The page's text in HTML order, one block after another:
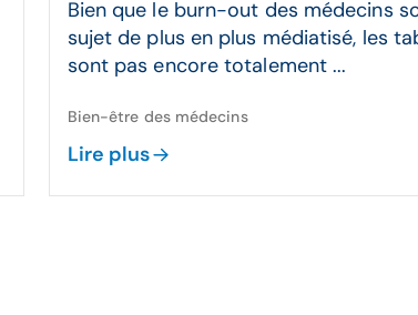
Bien que le burn-out des médecins
sujet de plus en plus médiatisé, les
sont pas encore totalement ...
Bien-être des médecins
Lire plus